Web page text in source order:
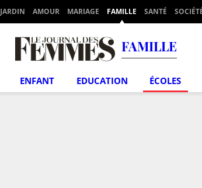
JARDIN AMOUR MARIAGE FAMILLE SANTÉ
FAMILLE
ENFANT EDUCATION ÉCOLES